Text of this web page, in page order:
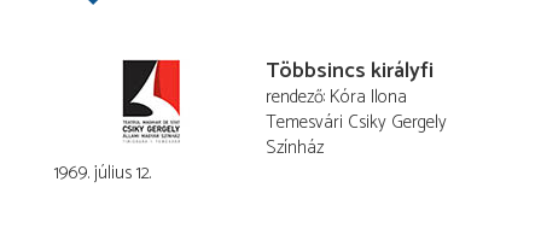
Többsincs királyfi
rendező Kóra Ilona
Temesvári Csiky Gergely
Színház
1969. július 12.